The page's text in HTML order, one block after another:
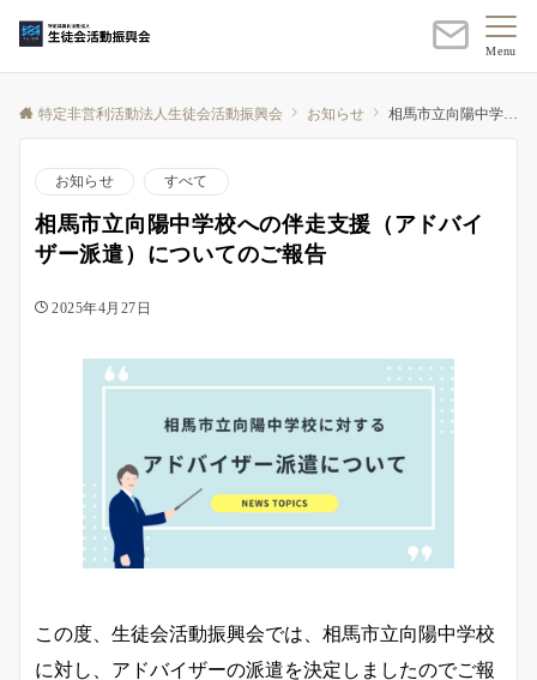
Menu
特定非営利活動法人生徒会活動振興会 お知らせ 相馬市立向陽中学校への伴走支援（アドバイザー派遣）についてのご報告
お知らせ すべて
相馬市立向陽中学校への伴走支援（アドバイ
ザー派遣）についてのご報告
2025年4月27日
この度、生徒会活動振興会では、相馬市立向陽中学校
に対し、アドバイザーの派遣を決定しましたのでご報